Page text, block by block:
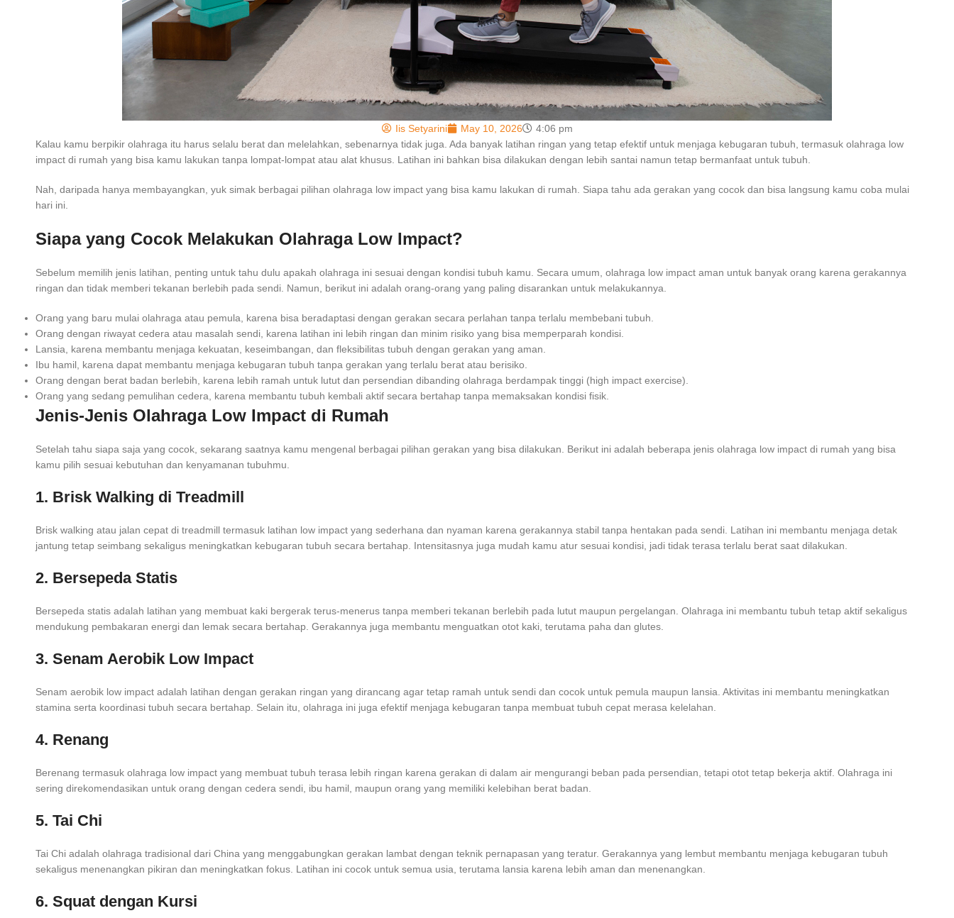
Iis Setyarini May 10, 2026
4:06 pm
Kalau kamu berpikir olahraga itu harus selalu berat dan melelahkan, sebenarnya tidak juga. Ada banyak latihan ringan yang tetap efektif untuk menjaga kebugaran tubuh, termasuk olahraga low
impact di rumah yang bisa kamu lakukan tanpa lompat-lompat atau alat khusus. Latihan ini bahkan bisa dilakukan dengan lebih santai namun tetap bermanfaat untuk tubuh.
Nah, daripada hanya membayangkan, yuk simak berbagai pilihan olahraga low impact yang bisa kamu lakukan di rumah. Siapa tahu ada gerakan yang cocok dan bisa langsung kamu coba mulai
hari ini.
Siapa yang Cocok Melakukan Olahraga Low Impact?
Sebelum memilih jenis latihan, penting untuk tahu dulu apakah olahraga ini sesuai dengan kondisi tubuh kamu. Secara umum, olahraga low impact aman untuk banyak orang karena gerakannya
ringan dan tidak memberi tekanan berlebih pada sendi. Namun, berikut ini adalah orang-orang yang paling disarankan untuk melakukannya.
Orang yang baru mulai olahraga atau pemula, karena bisa beradaptasi dengan gerakan secara perlahan tanpa terlalu membebani tubuh.
Orang dengan riwayat cedera atau masalah sendi, karena latihan ini lebih ringan dan minim risiko yang bisa memperparah kondisi.
Lansia, karena membantu menjaga kekuatan, keseimbangan, dan fleksibilitas tubuh dengan gerakan yang aman.
Ibu hamil, karena dapat membantu menjaga kebugaran tubuh tanpa gerakan yang terlalu berat atau berisiko.
Orang dengan berat badan berlebih, karena lebih ramah untuk lutut dan persendian dibanding olahraga berdampak tinggi (high impact exercise).
Orang yang sedang pemulihan cedera, karena membantu tubuh kembali aktif secara bertahap tanpa memaksakan kondisi fisik.
Jenis-Jenis Olahraga Low Impact di Rumah
Setelah tahu siapa saja yang cocok, sekarang saatnya kamu mengenal berbagai pilihan gerakan yang bisa dilakukan. Berikut ini adalah beberapa jenis olahraga low impact di rumah yang bisa
kamu pilih sesuai kebutuhan dan kenyamanan tubuhmu.
1. Brisk Walking di Treadmill
Brisk walking atau jalan cepat di treadmill termasuk latihan low impact yang sederhana dan nyaman karena gerakannya stabil tanpa hentakan pada sendi. Latihan ini membantu menjaga detak
jantung tetap seimbang sekaligus meningkatkan kebugaran tubuh secara bertahap. Intensitasnya juga mudah kamu atur sesuai kondisi, jadi tidak terasa terlalu berat saat dilakukan.
2. Bersepeda Statis
Bersepeda statis adalah latihan yang membuat kaki bergerak terus-menerus tanpa memberi tekanan berlebih pada lutut maupun pergelangan. Olahraga ini membantu tubuh tetap aktif sekaligus
mendukung pembakaran energi dan lemak secara bertahap. Gerakannya juga membantu menguatkan otot kaki, terutama paha dan glutes.
3. Senam Aerobik Low Impact
Senam aerobik low impact adalah latihan dengan gerakan ringan yang dirancang agar tetap ramah untuk sendi dan cocok untuk pemula maupun lansia. Aktivitas ini membantu meningkatkan
stamina serta koordinasi tubuh secara bertahap. Selain itu, olahraga ini juga efektif menjaga kebugaran tanpa membuat tubuh cepat merasa kelelahan.
4. Renang
Berenang termasuk olahraga low impact yang membuat tubuh terasa lebih ringan karena gerakan di dalam air mengurangi beban pada persendian, tetapi otot tetap bekerja aktif. Olahraga ini
sering direkomendasikan untuk orang dengan cedera sendi, ibu hamil, maupun orang yang memiliki kelebihan berat badan.
5. Tai Chi
Tai Chi adalah olahraga tradisional dari China yang menggabungkan gerakan lambat dengan teknik pernapasan yang teratur. Gerakannya yang lembut membantu menjaga kebugaran tubuh
sekaligus menenangkan pikiran dan meningkatkan fokus. Latihan ini cocok untuk semua usia, terutama lansia karena lebih aman dan menenangkan.
6. Squat dengan Kursi